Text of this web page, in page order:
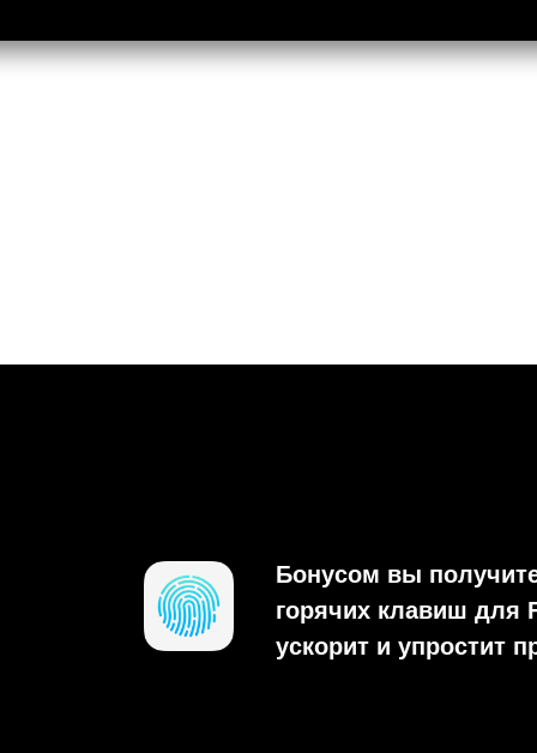
Бонусом вы
горячих клавиш для
ускорит и упростит